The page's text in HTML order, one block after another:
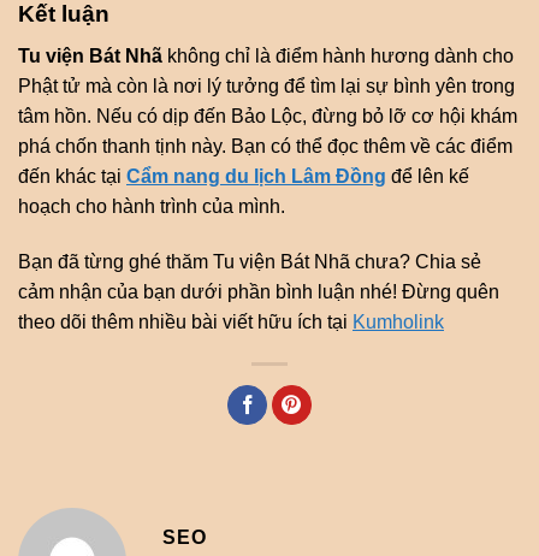
Kết luận
Tu viện Bát Nhã không chỉ là điểm hành hương dành cho
Phật tử mà còn là nơi lý tưởng để tìm lại sự bình yên trong
tâm hồn. Nếu có dịp đến Bảo Lộc, đừng bỏ lỡ cơ hội khám
phá chốn thanh tịnh này. Bạn có thể đọc thêm về các điểm
đến khác tại Cẩm nang du lịch Lâm Đồng để lên kế
hoạch cho hành trình của mình.
Bạn đã từng ghé thăm Tu viện Bát Nhã chưa? Chia sẻ
cảm nhận của bạn dưới phần bình luận nhé! Đừng quên
theo dõi thêm nhiều bài viết hữu ích tại Kumholink
SEO